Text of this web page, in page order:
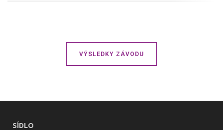
VÝSLEDKY ZÁVODU
SÍDLO